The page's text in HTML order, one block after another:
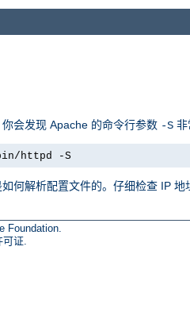
会发现 Apache 的命令行参数 -S 非
httpd -S
何解析配置文件的。仔细检查 IP
Foundation.
可证.